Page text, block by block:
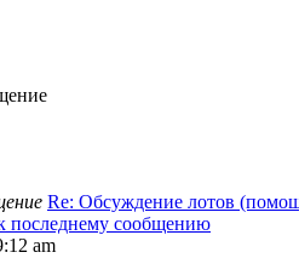
Re: Обсуждение лотов
последнему сообщению
am